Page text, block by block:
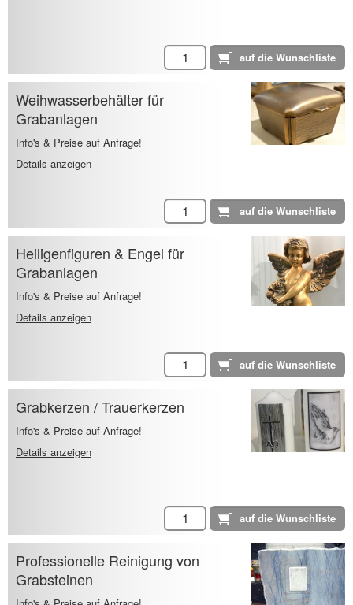
Weihwasserbehälter für
Grabanlagen
Info's & Preise auf Anfrage!
Details anzeigen
Heiligenfiguren & Engel für
Grabanlagen
Info's & Preise auf Anfrage!
Details anzeigen
Grabkerzen / Trauerkerzen
Info's & Preise auf Anfrage!
Details anzeigen
Professionelle Reinigung von
Grabsteinen